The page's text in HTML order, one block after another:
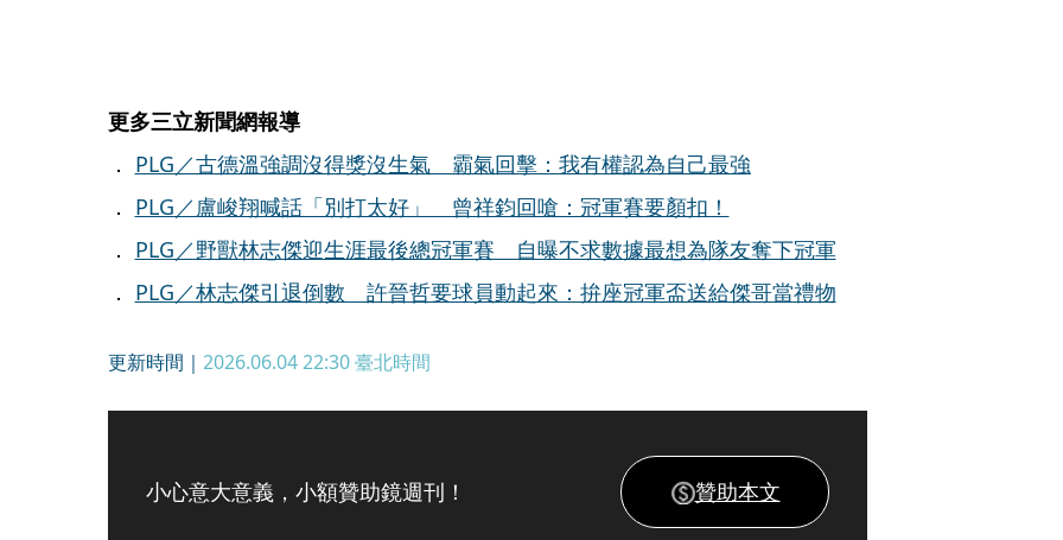
更多三立新聞網報導
． PLG／古德溫強調沒得獎沒生氣 霸氣回擊：我有權認為自己最強
． PLG／盧峻翔喊話「別打太好」 曾祥鈞回嗆：冠軍賽要顏扣！
． PLG／野獸林志傑迎生涯最後總冠軍賽 自曝不求數據最想為隊友奪下冠軍
． PLG／林志傑引退倒數 許晉哲要球員動起來：拚座冠軍盃送給傑哥當禮物
更新時間｜ 2026.06.04 22:30臺北時間
小心意大意義，小額贊助鏡週刊！ 贊助本文